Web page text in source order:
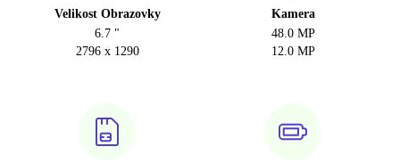
Velikost Obrazovky
6.7 "
2796 x 1290
Kamera
48.0 MP
12.0 MP